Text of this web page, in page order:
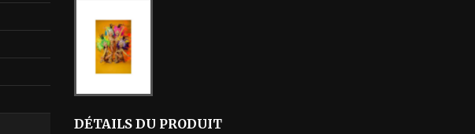
DÉTAILS DU PRODUIT